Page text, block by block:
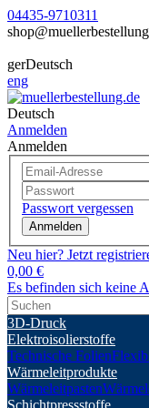
04435-9710311
gerDeutsch
eng
Deutsch
Anmelden
Anmelden
Passwort vergessen
Anmelden
Neu hier? Jetzt
0,00 €
Es befinden sich keine
3D-Druck
Elektroisolierstoffe
Technische Folien
Wärmeleitprodukte
Wärmeleitpasten
Schichtpressstoffe